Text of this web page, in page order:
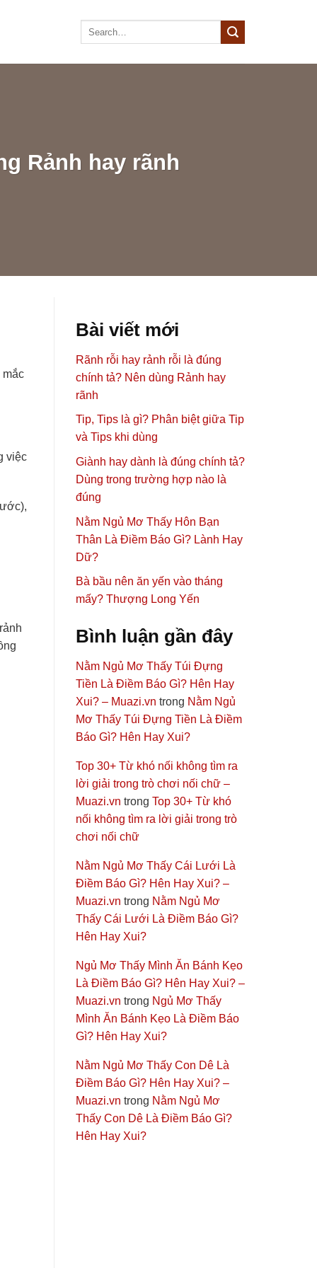
Rảnh hay rãnh
việc
Bài viết mới
Rãnh rỗi hay rảnh rỗi là đúng
chính tả? Nên dùng Rảnh hay
rãnh
Tip, Tips là gì? Phân biệt giữa Tip
và Tips khi dùng
Giành hay dành là đúng chính tả?
Dùng trong trường hợp nào là
đúng
Nằm Ngủ Mơ Thấy Hôn Bạn
Thân Là Điềm Báo Gì? Lành Hay
Dữ?
Bà bầu nên ăn yến vào tháng
mấy? Thượng Long Yến
Bình luận gần đây
Nằm Ngủ Mơ Thấy Túi Đựng
Tiền Là Điềm Báo Gì? Hên Hay
Xui? – Muazi.vn trong Nằm Ngủ
Mơ Thấy Túi Đựng Tiền Là Điềm
Báo Gì? Hên Hay Xui?
Top 30+ Từ khó nối không tìm ra
lời giải trong trò chơi nối chữ –
Muazi.vn trong Top 30+ Từ khó
nối không tìm ra lời giải trong trò
chơi nối chữ
Nằm Ngủ Mơ Thấy Cái Lưới Là
Điềm Báo Gì? Hên Hay Xui? –
Muazi.vn trong Nằm Ngủ Mơ
Thấy Cái Lưới Là Điềm Báo Gì?
Hên Hay Xui?
Ngủ Mơ Thấy Mình Ăn Bánh Kẹo
Là Điềm Báo Gì? Hên Hay Xui? –
Muazi.vn trong Ngủ Mơ Thấy
Mình Ăn Bánh Kẹo Là Điềm Báo
Gì? Hên Hay Xui?
Nằm Ngủ Mơ Thấy Con Dê Là
Điềm Báo Gì? Hên Hay Xui? –
Muazi.vn trong Nằm Ngủ Mơ
Thấy Con Dê Là Điềm Báo Gì?
Hên Hay Xui?